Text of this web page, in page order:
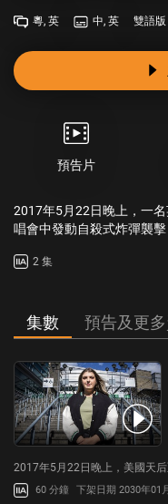
粵, 英 中, 英 雙語版
預告片
2017年5月22日晚上，一
唱會中發動自殺式炸彈襲
2 集
集數 預告及更
2017年5月22日晚上，美國天
60 分鐘 下架日期 2030年01